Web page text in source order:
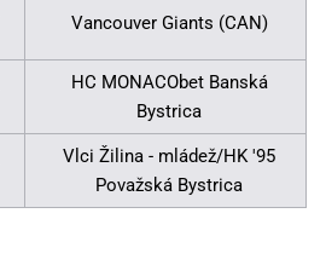
Vancouver Giants (CAN)
HC MONACObet Banská
Bystrica
Vlci Žilina - mládež/HK '95
Považská Bystrica